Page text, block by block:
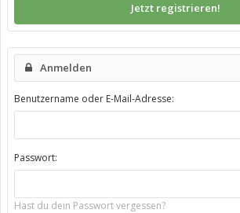
Jetzt registrieren!
Anmelden
Benutzername oder E-Mail-Adresse:
Passwort:
Hast du dein Passwort vergessen?